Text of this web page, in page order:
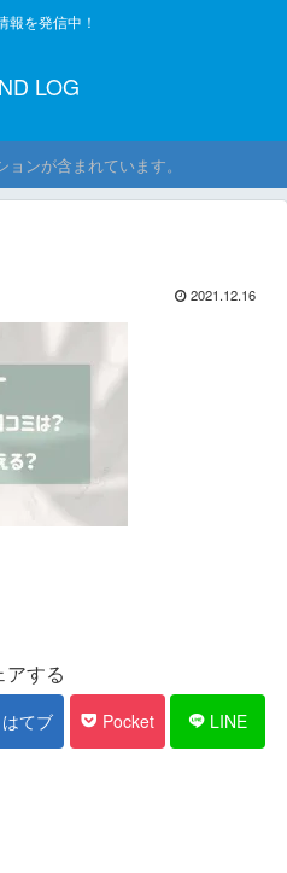
報を発信中！
LOG
ンが含まれています。
2021.12.16
アする
はてブ Pocket LINE